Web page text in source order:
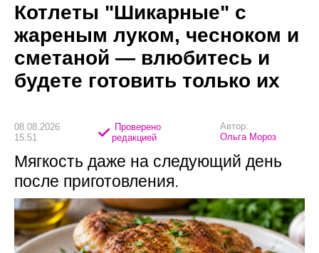
Котлеты "Шикарные" с
жареным луком, чесноком и
сметаной — влюбитесь и
будете готовить только их
08.08.2026
15:51
Проверено
редакцией
Автор:
Ольга Мороз
Мягкость даже на следующий день
после приготовления.